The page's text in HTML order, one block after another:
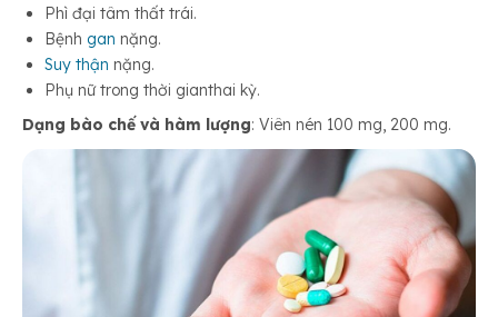
Phì đại tâm thất trái.
Bệnh gan nặng.
Suy thận nặng.
Phụ nữ trong thời gianthai kỳ.
Dạng bào chế và hàm lượng: Viên nén 100 mg, 200 mg.